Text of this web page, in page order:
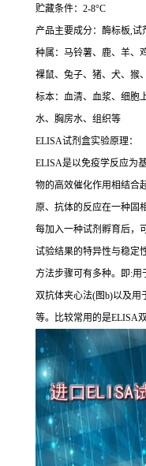
贮藏条件： 2-8°C
产品主要成分：酶标板,试
种属：马铃薯、鹿、羊、
裸鼠、兔子、猪、犬、猴
标本：血清、血浆、细胞
水、胸房水、组织等
ELISA试剂盒实验原理：
ELISA是以免疫学反应为
物的高效催化作用相结合
原、抗体的反应在一种固
每加入一种试剂孵育后，
试验结果的特异性与稳定
方法步骤可有多种。即:用
双抗体夹心法(图b)以及用
等。比较常用的是ELISA